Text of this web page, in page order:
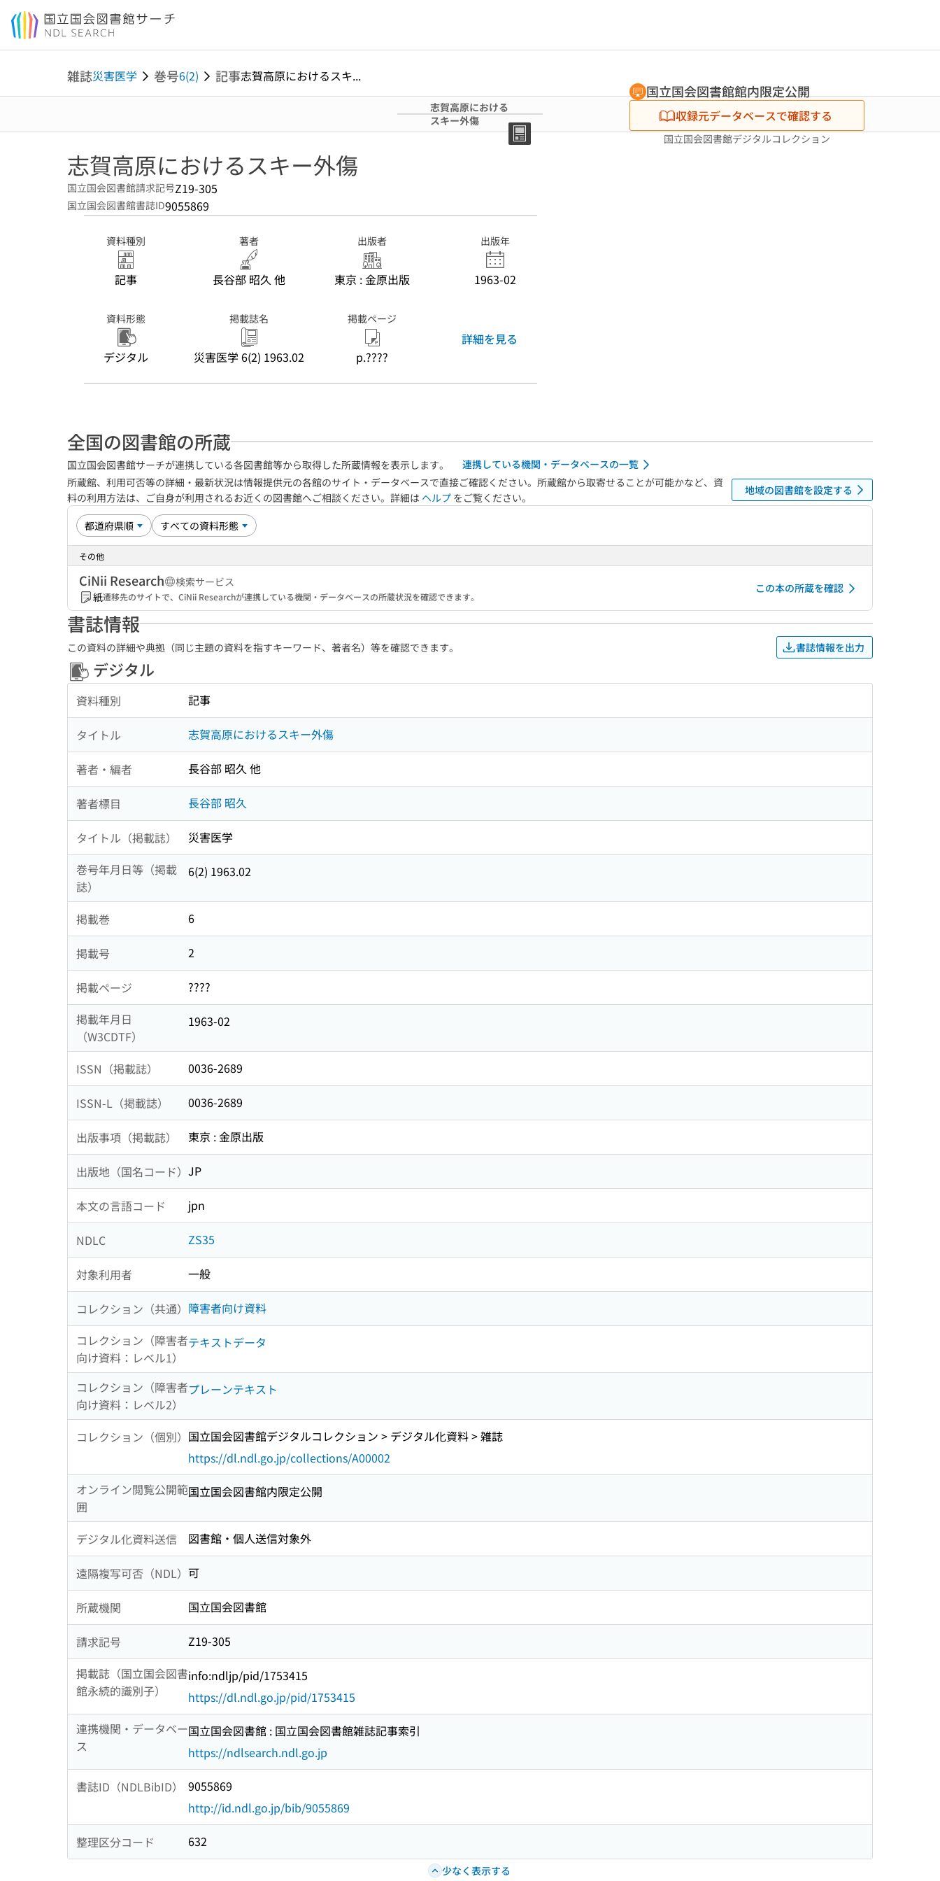
本文へ移動
雑誌災害医学 巻号6(2) 記事志賀高原におけるスキ...
志賀高原における
スキー外傷
国立国会図書館館内限定公開
収録元データベースで確認する
国立国会図書館デジタルコレクション
志賀高原におけるスキー外傷
国立国会図書館請求記号Z19-305
国立国会図書館書誌ID9055869
資料種別
記事
著者
長谷部 昭久 他
出版者
東京 : 金原出版
出版年
1963-02
資料形態
デジタル
掲載誌名
災害医学 6(2) 1963.02
掲載ページ
p.????
詳細を見る
全国の図書館の所蔵
国立国会図書館サーチが連携している各図書館等から取得した所蔵情報を表示します。
連携している機関・データベースの一覧
所蔵館、利用可否等の詳細・最新状況は情報提供元の各館のサイト・データベースで直接ご確認ください。所蔵館から取寄せることが可能かなど、資
料の利用方法は、ご自身が利用されるお近くの図書館へご相談ください。詳細は ヘルプ をご覧ください。
地域の図書館を設定する
その他
CiNii Research
検索サービス
紙遷移先のサイトで、CiNii Researchが連携している機関・データベースの所蔵状況を確認できます。
この本の所蔵を確認
書誌情報
この資料の詳細や典拠（同じ主題の資料を指すキーワード、著者名）等を確認できます。 書誌情報を出力
デジタル
資料種別 記事
タイトル 志賀高原におけるスキー外傷
著者・編者 長谷部 昭久 他
著者標目 長谷部 昭久
タイトル（掲載誌）
災害医学
巻号年月日等（掲載
誌）
6(2) 1963.02
掲載巻 6
掲載号 2
掲載ページ
????
掲載年月日
（W3CDTF）
1963-02
ISSN（掲載誌） 0036-2689
ISSN-L（掲載誌） 0036-2689
出版事項（掲載誌） 東京 : 金原出版
出版地（国名コード） JP
本文の言語コード jpn
NDLC ZS35
対象利用者 一般
コレクション（共通） 障害者向け資料
コレクション（障害者
向け資料：レベル1）
テキストデータ
コレクション（障害者
向け資料：レベル2）
プレーンテキスト
コレクション（個別） 国立国会図書館デジタルコレクション > デジタル化資料 > 雑誌
https://dl.ndl.go.jp/collections/A00002
オンライン閲覧公開範
囲
国立国会図書館内限定公開
デジタル化資料送信 図書館・個人送信対象外
遠隔複写可否（NDL） 可
所蔵機関 国立国会図書館
請求記号
Z19-305
掲載誌（国立国会図書
館永続的識別子）
info:ndljp/pid/1753415
https://dl.ndl.go.jp/pid/1753415
連携機関・データベー
ス
国立国会図書館 : 国立国会図書館雑誌記事索引
https://ndlsearch.ndl.go.jp
書誌ID（NDLBibID）
9055869
http://id.ndl.go.jp/bib/9055869
整理区分コード 632
少なく表示する